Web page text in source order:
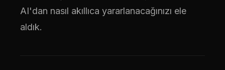
AI'dan nasıl akıllıca yararlanacağınızı ele
aldık.